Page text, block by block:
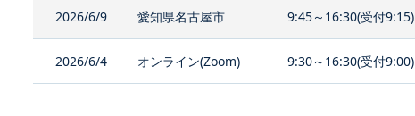
2026/6/9 愛知県名古屋市 9:45～16:30(受付9:15)
2026/6/4 オンライン(Zoom) 9:30～16:30(受付9:00)